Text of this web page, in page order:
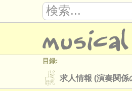
目録:
求人情報 (演奏関係